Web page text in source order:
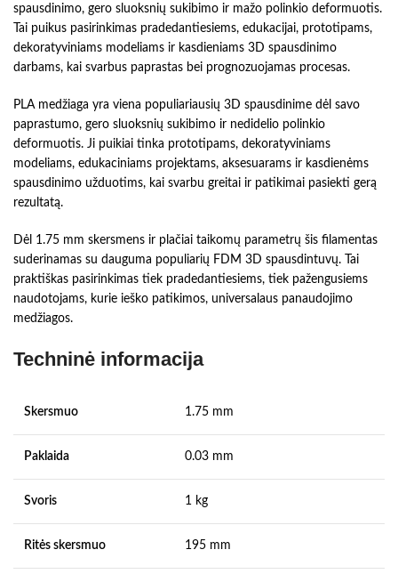
spausdinimo, gero sluoksnių sukibimo ir mažo polinkio deformuotis.
Tai puikus pasirinkimas pradedantiesiems, edukacijai, prototipams,
dekoratyviniams modeliams ir kasdieniams 3D spausdinimo
darbams, kai svarbus paprastas bei prognozuojamas procesas.
PLA medžiaga yra viena populiariausių 3D spausdinime dėl savo
paprastumo, gero sluoksnių sukibimo ir nedidelio polinkio
deformuotis. Ji puikiai tinka prototipams, dekoratyviniams
modeliams, edukaciniams projektams, aksesuarams ir kasdienėms
spausdinimo užduotims, kai svarbu greitai ir patikimai pasiekti gerą
rezultatą.
Dėl 1.75 mm skersmens ir plačiai taikomų parametrų šis filamentas
suderinamas su dauguma populiarių FDM 3D spausdintuvų. Tai
praktiškas pasirinkimas tiek pradedantiesiems, tiek pažengusiems
naudotojams, kurie ieško patikimos, universalaus panaudojimo
medžiagos.
Techninė informacija
Skersmuo 1.75 mm
Paklaida 0.03 mm
Svoris 1 kg
Ritės skersmuo 195 mm